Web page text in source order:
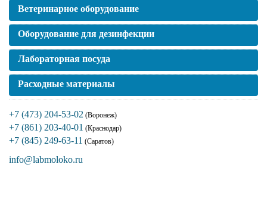
Ветеринарное оборудование
Оборудование для дезинфекции
Лабораторная посуда
Расходные материалы
+7 (473) 204-53-02 (Воронеж)
+7 (861) 203-40-01 (Краснодар)
+7 (845) 249-63-11 (Саратов)
info@labmoloko.ru